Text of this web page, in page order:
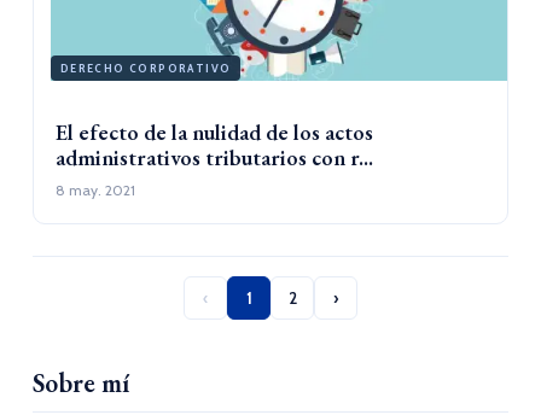
DERECHO CORPORATIVO
El efecto de la nulidad de los actos
administrativos tributarios con r...
8 may. 2021
‹ 1 2 ›
Sobre mí